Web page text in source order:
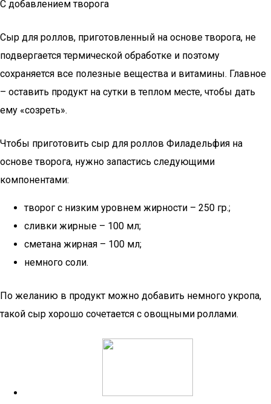
С добавлением творога
Сыр для роллов, приготовленный на основе творога, не
подвергается термической обработке и поэтому
сохраняется все полезные вещества и витамины. Главное
– оставить продукт на сутки в теплом месте, чтобы дать
ему «созреть».
Чтобы приготовить сыр для роллов Филадельфия на
основе творога, нужно запастись следующими
компонентами:
творог с низким уровнем жирности – 250 гр.;
сливки жирные – 100 мл;
сметана жирная – 100 мл;
немного соли.
По желанию в продукт можно добавить немного укропа,
такой сыр хорошо сочетается с овощными роллами.